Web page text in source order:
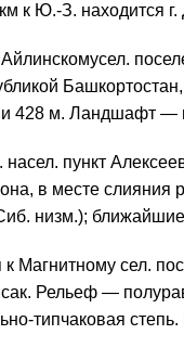
к Ю.-З. находится
428 м. Ландшафт —
насел. пункт
в месте слияния
низм.);
к Магнитному сел.
Рельеф —
типчаковая степь.